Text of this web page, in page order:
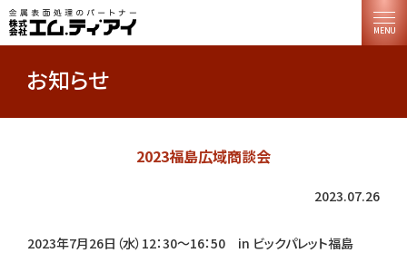
MENU
お知らせ
2023福島広域商談会
2023.07.26
2023年7月26日（水）12：30～16：50 in ビックパレット福島